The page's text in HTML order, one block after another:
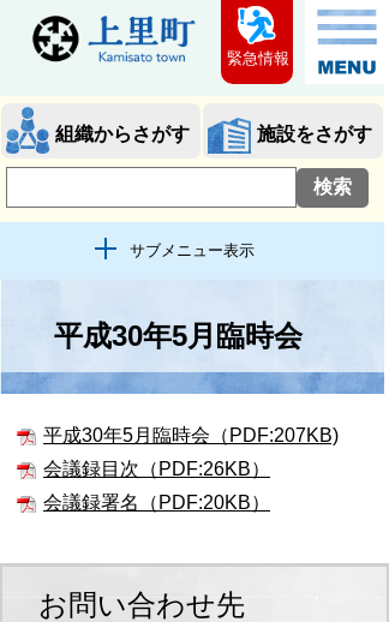
組織からさがす 施設をさがす
サブメニュー表示
緊急情報
平成30年5月臨時会
平成30年5月臨時会（PDF:207KB)
会議録目次（PDF:26KB）
会議録署名（PDF:20KB）
お問い合わせ先